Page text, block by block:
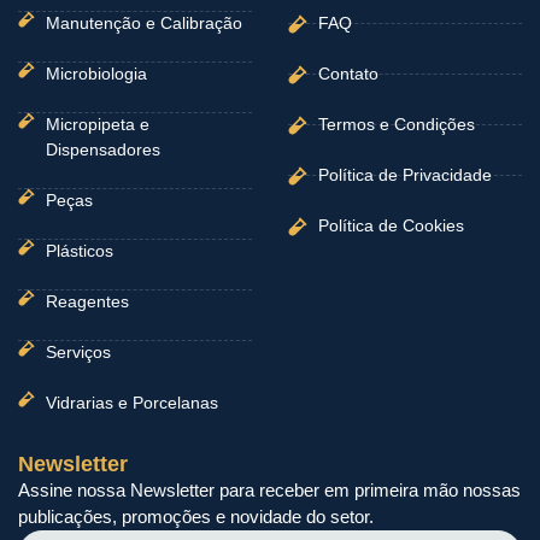
Manutenção e Calibração
Microbiologia
Micropipeta e
Dispensadores
Peças
Plásticos
Reagentes
Serviços
Vidrarias e Porcelanas
FAQ
Contato
Termos e Condições
Política de Privacidade
Política de Cookies
Newsletter
Assine nossa Newsletter para receber em primeira mão nossas
publicações, promoções e novidade do setor.